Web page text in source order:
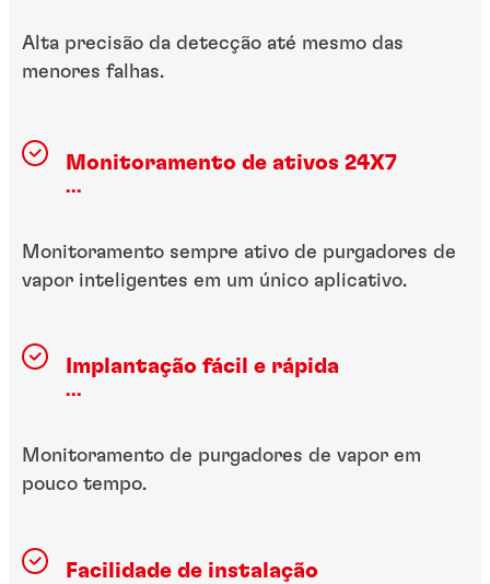
Alta precisão da detecção até mesmo das
menores falhas.
Monitoramento de ativos 24X7
...
Monitoramento sempre ativo de purgadores de
vapor inteligentes em um único aplicativo.
Implantação fácil e rápida
...
Monitoramento de purgadores de vapor em
pouco tempo.
Facilidade de instalação